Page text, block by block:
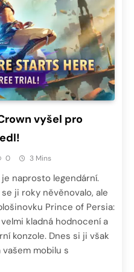
vyšel pro
0 3 Mins
naprosto legendární.
ji roky něvěnovalo, ale
Prince of Persia:
kladná hodnocení a
konzole. Dnes si ji však
mobilu s